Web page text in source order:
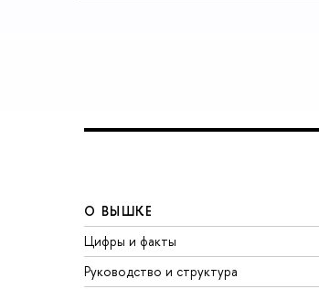
О ВЫШКЕ
Цифры и факты
Руководство и структура